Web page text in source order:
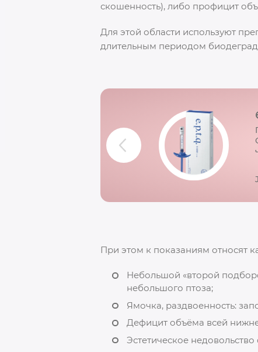
скошенность), либо профицит
Для этой области используют
длительным периодом
При этом к показаниям относят
Небольшой «второй
небольшого птоза;
Ямочка, раздвоенность:
Дефицит объёма всей
Эстетическое